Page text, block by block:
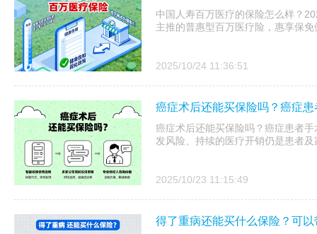
中国人寿百万医疗的保险怎么样？
主推的普惠型百万医疗险，惠享保
2025/10/24 11:36:51
癌症术后还能买保险吗？癌症
癌症术后还能买保险吗？癌症患者
发风险、持续的医疗开销仍是患者
2025/10/23 11:15:49
得了重病还能买什么保险？可